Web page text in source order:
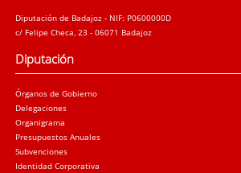
Diputación de Badajoz - NIF: P0600000D
c/ Felipe Checa, 23 - 06071 Badajoz
Diputación
Órganos de Gobierno
Delegaciones
Organigrama
Presupuestos Anuales
Subvenciones
Identidad Corporativa